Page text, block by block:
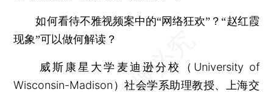
如何看待不雅视频案中的“网络狂欢”？“赵红霞
现象”可以做何解读？
威斯康星大学麦迪逊分校（University of
Wisconsin-Madison）社会学系助理教授、上海交